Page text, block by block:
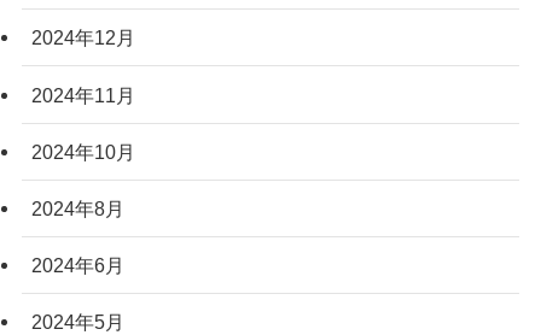
2024年12月
2024年11月
2024年10月
2024年8月
2024年6月
2024年5月